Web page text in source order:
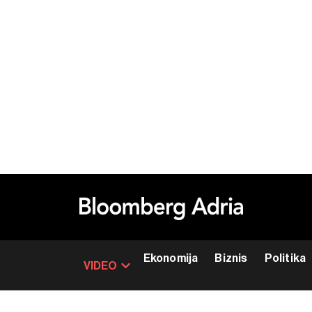
VIDEO
Ekonomija Biznis Politika